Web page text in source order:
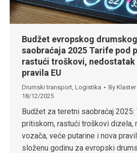
Budžet evropskog
saobraćaja 2025 Tarife pod
rastući troškovi, nedostatak
pravila EU
Drumski transport, Logistika By
18/12/2025
Budžet za teretni saobraćaj 2025:
pritiskom, rastući troškovi dizela,
vozača, veće putarine i nova
složenu godinu za evropski